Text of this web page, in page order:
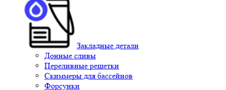
Закладные детали
Донные сливы
Переливные решетки
Скиммеры для бассейнов
Форсунки